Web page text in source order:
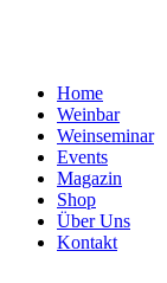
Home
Weinbar
Weinseminar
Events
Magazin
Shop
Über Uns
Kontakt